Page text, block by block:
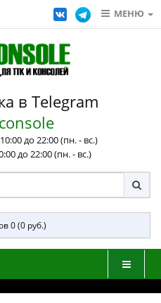
МЕНЮ
в Telegram
до 22:00 (пн. - вс.)
до 22:00 (пн. - вс.)
0 (0 руб.)